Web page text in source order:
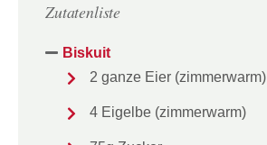
Zutatenliste
Biskuit
2 ganze Eier (zimmerwarm)
4 Eigelbe (zimmerwarm)